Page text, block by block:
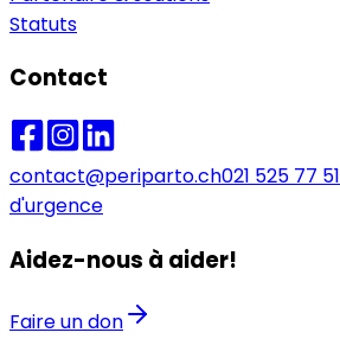
Statuts
Contact
contact@periparto.ch021 525 77 51
d'urgence
Aidez-nous à aider!
Faire un don